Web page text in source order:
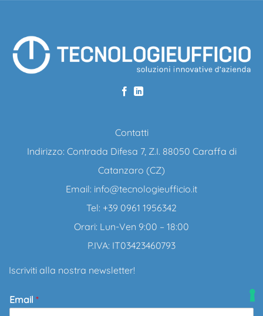
Contatti
Indirizzo: Contrada Difesa 7, Z.I. 88050 Caraffa di
Catanzaro (CZ)
Email: info@tecnologieufficio.it
Tel: +39 0961 1956342
Orari: Lun-Ven 9:00 – 18:00
P.IVA: IT03423460793
Iscriviti alla nostra newsletter!
Email *